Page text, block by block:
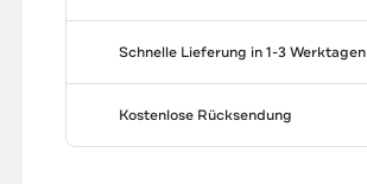
Schnelle Lieferung in 1-3 Werktagen
Kostenlose Rücksendung